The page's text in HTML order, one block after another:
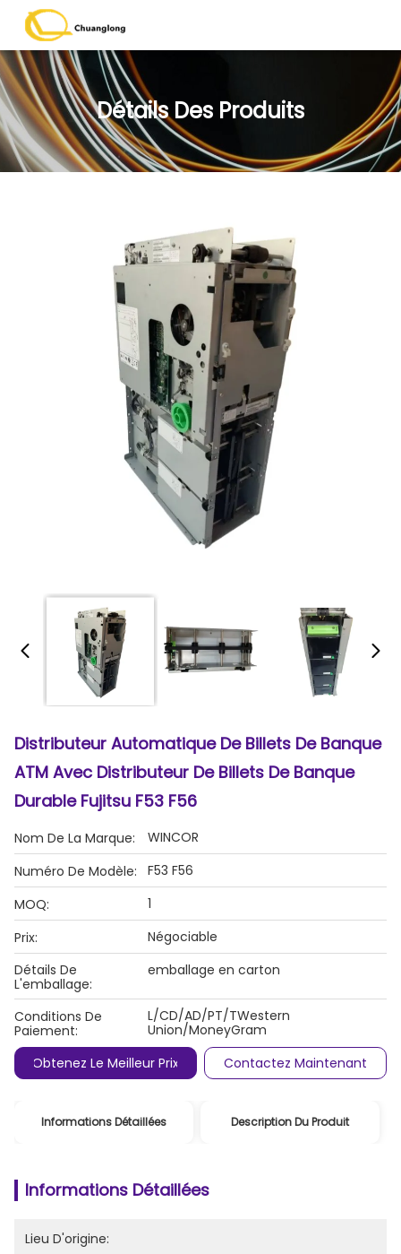
Détails Des Produits
Distributeur Automatique De Billets De Banque
ATM Avec Distributeur De Billets De Banque
Durable Fujitsu F53 F56
Nom De La Marque:
WINCOR
Numéro De Modèle:
F53 F56
MOQ:
1
Prix:
Négociable
Détails De
L'emballage:
emballage en carton
Conditions De
Paiement:
L/CD/AD/PT/TWestern
Union/MoneyGram
Obtenez Le Meilleur Prix
Contactez Maintenant
Informations Détaillées Description Du Produit
Informations Détaillées
Lieu D'origine: